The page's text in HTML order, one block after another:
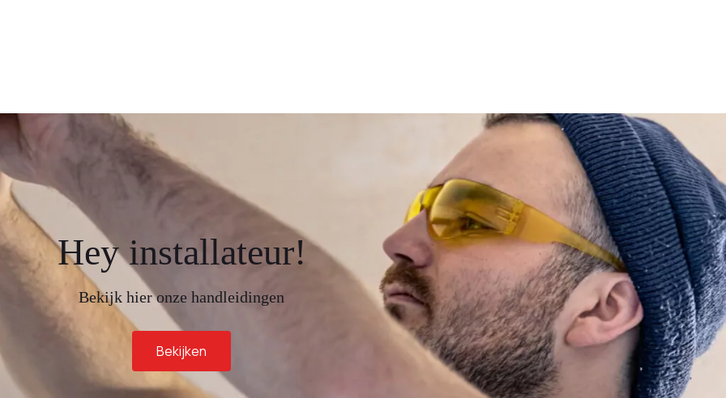
Hey installateur!
Bekijk hier onze handleidingen
Bekijken